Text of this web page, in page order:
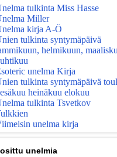
tulkinta Miss Hasse
Miller
kirja A-Ö
tulkinta syntymäpäivä
helmikuun,
unelma Kirja
tulkinta syntymäpäivä
heinäkuu elokuu
tulkinta Tsvetkov
unelma kirja
unelmia